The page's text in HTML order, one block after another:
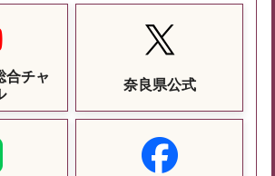
合チャ
奈良県公式